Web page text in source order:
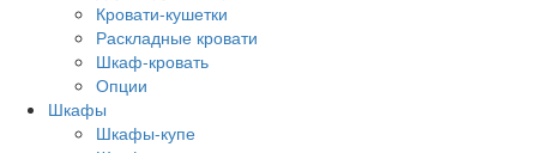
Кровати-кушетки
Раскладные кровати
Шкаф-кровать
Опции
Шкафы
Шкафы-купе